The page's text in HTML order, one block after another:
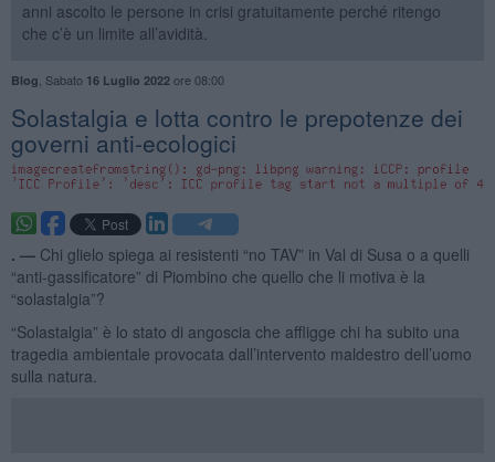
anni ascolto le persone in crisi gratuitamente perché ritengo
che c’è un limite all’avidità.
Blog Sabato 16 Luglio 2022ore 08:00
Solastalgia e lotta contro le prepotenze dei
governi anti-ecologici
. — Chi glielo spiega ai resistenti “no TAV” in Val di Susa o a quelli
“anti-gassificatore” di Piombino che quello che li motiva è la
“solastalgia”?
“Solastalgia” è lo stato di angoscia che affligge chi ha subito una
tragedia ambientale provocata dall’intervento maldestro dell’uomo
sulla natura.